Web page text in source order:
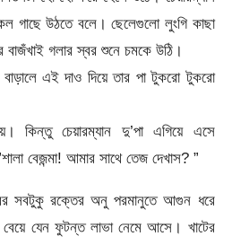
গাছে উঠতে বলে। ছেলেগুলো লুংগি কাছা
বাজঁখাই গলার স্বর শুনে চমকে উঠি।
এই দাও দিয়ে তার পা টুকরো টুকরো
কিন্তু চেয়ারম্যান দু’পা এগিয়ে এসে
বেজন্মা! আমার সাথে তেজ দেখাস? ”
সবটুকু রক্তের অনু পরমানুতে আগুন ধরে
বেয়ে যেন ফুটন্ত লাভা নেমে আসে। খাটের